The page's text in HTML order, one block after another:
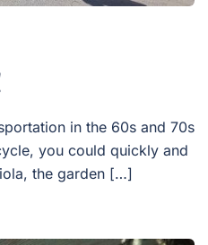
in the 60s and 70s
you could quickly and
the garden […]